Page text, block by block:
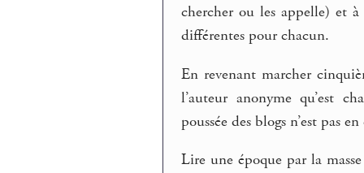
chercher ou les appelle) et
différentes pour chacun.
En revenant marcher
l’auteur anonyme qu’est
poussée des blogs n’est pas
Lire une époque par la